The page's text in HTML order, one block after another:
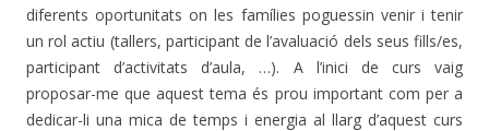
diferents oportunitats on les famílies poguessin venir i tenir
un rol actiu (tallers, participant de l’avaluació dels seus fills/es,
participant d’activitats d’aula, …). A l’inici de curs vaig
proposar-me que aquest tema és prou important com per a
dedicar-li una mica de temps i energia al llarg d’aquest curs